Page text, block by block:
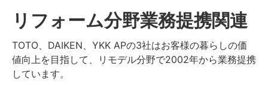
リフォーム分野業務提携関連
TOTO、DAIKEN、YKK APの3社はお客様の暮らしの価
値向上を目指して、リモデル分野で2002年から業務提携
しています。